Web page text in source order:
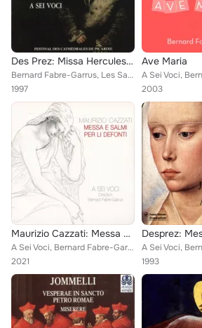
Des Prez: Missa Hercules Dux Ferrariae
Bernard Fabre-Garrus, Les Saqueboutiers de Toulouse, Maîtrise Notre-Dame de Paris
1997
Ave Maria
2003
Maurizio Cazzati: Messa e salmi per li defonti
A Sei Voci, Bernard Fabre-Garrus
2021
1993